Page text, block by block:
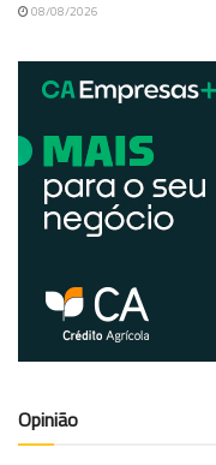
08/08/2026
Opinião